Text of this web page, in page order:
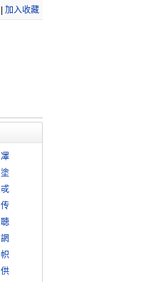
加入收藏
凙
塗
戓
传
聴
誷
帜
供